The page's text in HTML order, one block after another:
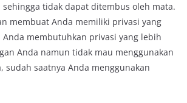
sehingga tidak dapat ditembus oleh mata.
membuat Anda memiliki privasi yang
Anda membutuhkan privasi yang lebih
Anda namun tidak mau menggunakan
sudah saatnya Anda menggunakan